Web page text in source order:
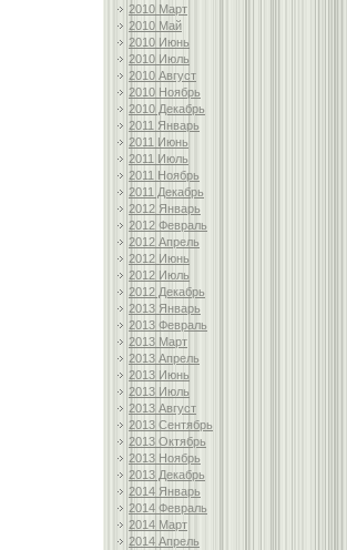
2010 Март
2010 Май
2010 Июнь
2010 Июль
2010 Август
2010 Ноябрь
2010 Декабрь
2011 Январь
2011 Июнь
2011 Июль
2011 Ноябрь
2011 Декабрь
2012 Январь
2012 Февраль
2012 Апрель
2012 Июнь
2012 Июль
2012 Декабрь
2013 Январь
2013 Февраль
2013 Март
2013 Апрель
2013 Июнь
2013 Июль
2013 Август
2013 Сентябрь
2013 Октябрь
2013 Ноябрь
2013 Декабрь
2014 Январь
2014 Февраль
2014 Март
2014 Апрель